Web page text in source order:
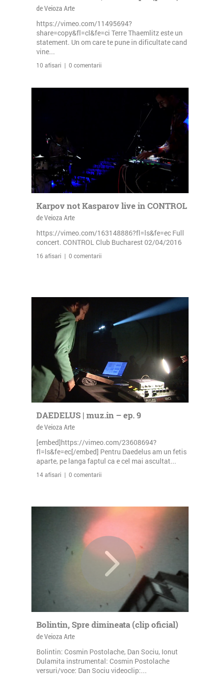
de Veioza Arte
https://vimeo.com/11495694?
share=copy&fl=cl&fe=ci Terre Thaemlitz este un
statement. Un om care te pune in dificultate cand
vine...
10 afisari | 0 comentarii
Karpov not Kasparov live in CONTROL
de Veioza Arte
https://vimeo.com/163148886?fl=ls&fe=ec Full
concert. CONTROL Club Bucharest 02/04/2016
16 afisari | 0 comentarii
DAEDELUS | muz.in – ep. 9
de Veioza Arte
[embed]https://vimeo.com/23608694?
fl=ls&fe=ec[/embed] Pentru Daedelus am un fetis
aparte, pe langa faptul ca e cel mai ascultat...
14 afisari | 0 comentarii
Bolintin, Spre dimineata (clip oficial)
de Veioza Arte
Bolintin: Cosmin Postolache, Dan Sociu, Ionut
Dulamita instrumental: Cosmin Postolache
versuri/voce: Dan Sociu videoclip:...